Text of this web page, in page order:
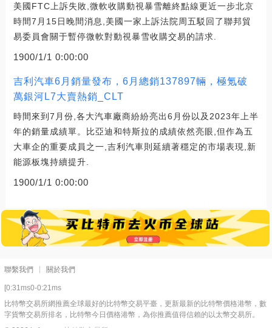
美國FTC上訴失敗,微軟收購動視暴雪離終點線更近一步北京
時間7月15日晚間消息,美國一家上訴法院周五駁回了聯邦貿
易委員會關于暫停微軟對動視暴雪收購交易的請求.
1900/1/1 0:00:00
吉利汽車6月銷量發布，6月總銷137897輛，極氪破
萬銀河L7大賣熱銷_CLT
時間來到7月份,各大汽車廠商紛紛亮出6月份以及2023年上半
年的銷量成績單。比亞迪和特斯拉的成績依然亮眼,但作為五
大車企的重要成員之一,吉利汽車則延續著穩定的市場表現,新
能源板塊持續提升.
1900/1/1 0:00:00
聯繫我們 關於我們
[0:31ms0-0:21ms
比特幣交易所網推薦全球最好的比特幣交易平臺，更新最新的比特幣價格港幣，數
字貨幣交易所排名，比特幣今日價格港幣，為你推薦值得信賴的以太幣交易所。